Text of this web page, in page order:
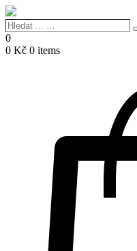
Hledat
...
…
0
0 Kč 0 items